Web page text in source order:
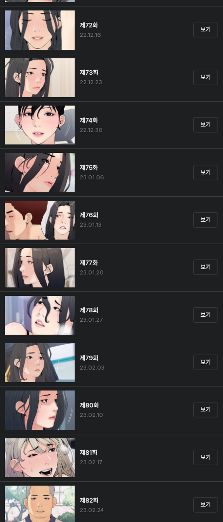
제72화
22.12.16
보기
제73화
22.12.23
보기
제74화
22.12.30
보기
제75화
23.01.06
보기
제76화
23.01.13
보기
제77화
23.01.20
보기
제78화
23.01.27
보기
제79화
23.02.03
보기
제80화
23.02.10
보기
제81화
23.02.17
보기
제82화
23.02.24
보기